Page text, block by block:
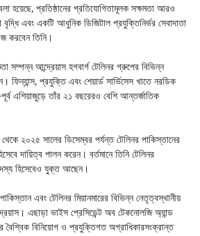
হয়েছে, প্রতিষ্ঠানের প্রতিযোগিতামূলক সক্ষমতা আরও
বৃদ্ধি এবং একটি আধুনিক ডিজিটাল প্রযুক্তিনির্ভর সেবাদাতা
করবেন তিনি।
সম্পন্ন আন্দ্রেয়াস হগবার্গ টেলিনর গ্রুপের বিভিন্ন
ফিন্যান্স, প্রযুক্তি এবং শেয়ার্ড সার্ভিসেস খাতে নরডিক
পূর্ব এশিয়াজুড়ে তাঁর ২১ বছরেরও বেশি আন্তর্জাতিক
২০২৫ সালের ডিসেম্বর পর্যন্ত টেলিনর পাকিস্তানের
দায়িত্ব পালন করেন। বর্তমানে তিনি টেলিনর
হিসেবেও যুক্ত আছেন।
এবং টেলিনর মিয়ানমারের বিভিন্ন নেতৃত্বস্থানীয়
এছাড়া ভাইস প্রেসিডেন্ট অব টেকনোলজি অ্যান্ড
বৈশ্বিক বিনিয়োগ ও প্রযুক্তিগত অগ্রাধিকারসংক্রান্ত